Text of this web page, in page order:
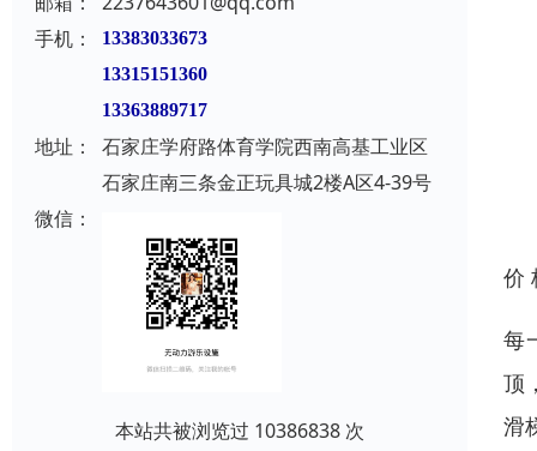
手机：
13383033673
13315151360
13363889717
地址：
石家庄学府路体育学院西南高基工业区
石家庄南三条金正玩具城2楼A区4-39号
微信：
本站共被浏览过 10386838 次
价
每
顶
滑